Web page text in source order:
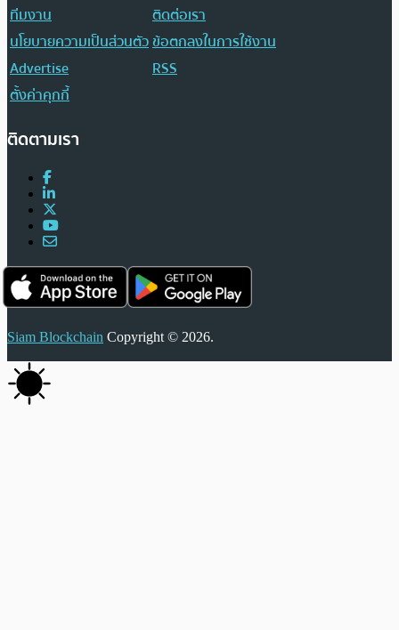
ทีมงาน
ติดต่อเรา
นโยบายความเป็นส่วนตัวข้อตกลงในการใช้งาน
Advertise
RSS
ตั้งค่าคุกกี้
ติดตามเรา
Siam Blockchain Copyright © 2026.